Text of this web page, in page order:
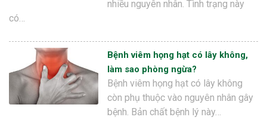
nhiều nguyên nhân. Tình trạng này
có…
Bệnh viêm họng hạt có lây không,
làm sao phòng ngừa?
Bệnh viêm họng hạt có lây không
còn phụ thuộc vào nguyên nhân gây
bệnh. Bản chất bệnh lý này…